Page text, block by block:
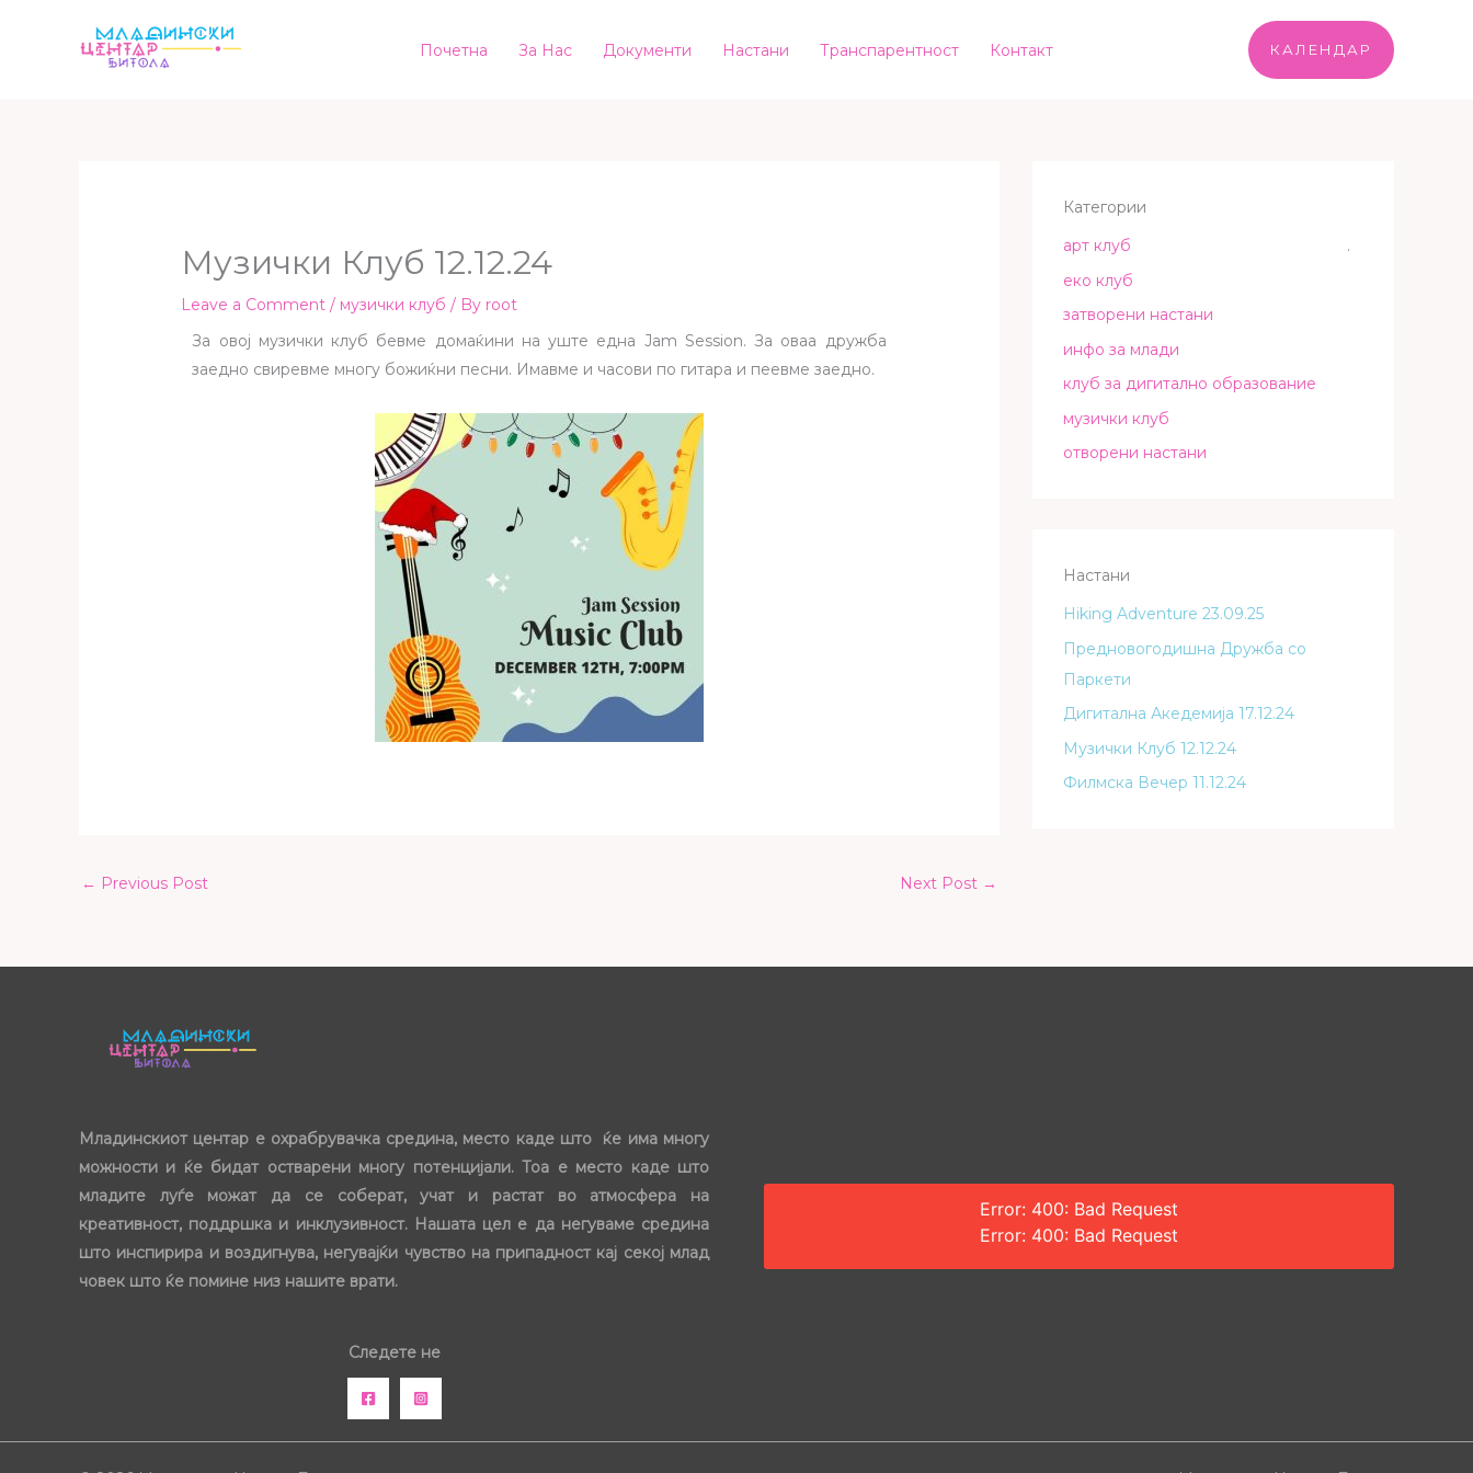
Почетна За Нас Документи Настани Транспарентност Контакт КАЛЕНДАР
Музички Клуб 12.12.24
Leave a Comment / музички клуб / By root
За овој музички клуб бевме домаќини на уште една Jam Session. За оваа дружба
заедно свиревме многу божиќни песни. Имавме и часови по гитара и пеевме заедно.
← Previous Post Next Post →
Категории
арт клуб
еко клуб
затворени настани
инфо за млади
клуб за дигитално образование
музички клуб
отворени настани
.
Настани
Hiking Adventure 23.09.25
Предновогодишна Дружба со
Паркети
Дигитална Акедемија 17.12.24
Музички Клуб 12.12.24
Филмска Вечер 11.12.24
Младинскиот центар е охрабрувачка средина, место каде што ќе има многу
можности и ќе бидат остварени многу потенцијали. Тоа е место каде што
младите луѓе можат да се соберат, учат и растат во атмосфера на
креативност, поддршка и инклузивност. Нашата цел е да негуваме средина
што инспирира и воздигнува, негувајќи чувство на припадност кај секој млад
човек што ќе помине низ нашите врати.
Следете не
Error: 400: Bad Request
Error: 400: Bad Request